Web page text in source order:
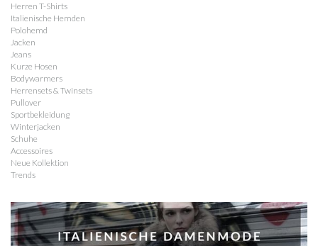
Herren T-Shirts
Italienische Hemden
Polohemd
Jacken
Jeans
Kurze Hosen
Bodywarmers
Herrensets & Twinsets
Pullover
Sportbekleidung
Winterjacken
Schuhe
Accessoires
Neue Kollektion
Trends